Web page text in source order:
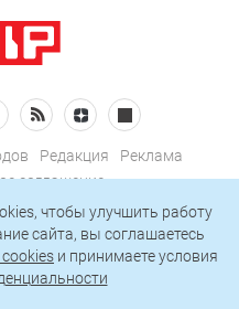
Редакция
Реклама
соглашение
рассылку
чтобы улучшить работу
сайта, вы соглашаетесь
и принимаете условия